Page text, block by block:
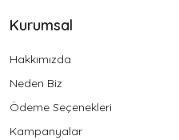
Kurumsal
Hakkımızda
Neden Biz
Ödeme Seçenekleri
Kampanyalar